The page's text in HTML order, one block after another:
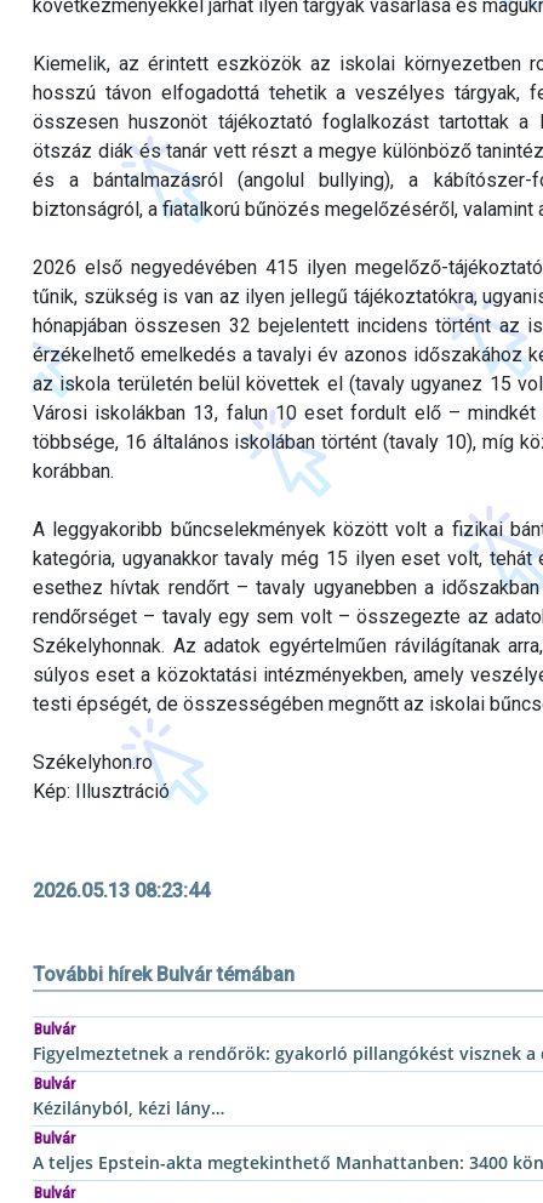
következményekkel járhat ilyen tárgyak vásárlása és
Kiemelik, az érintett eszközök az iskolai környezetben
hosszú távon elfogadottá tehetik a veszélyes tárgyak,
összesen huszonöt tájékoztató foglalkozást tartottak a
ötszáz diák és tanár vett részt a megye különböző
és a bántalmazásról (angolul bullying), a
biztonságról, a fiatalkorú bűnözés megelőzéséről,
2026 első negyedévében 415 ilyen megelőző-
tűnik, szükség is van az ilyen jellegű tájékoztatókra,
hónapjában összesen 32 bejelentett incidens történt az
érzékelhető emelkedés a tavalyi év azonos időszakához
az iskola területén belül követtek el (tavaly ugyanez 15
Városi iskolákban 13, falun 10 eset fordult elő –
többsége, 16 általános iskolában történt (tavaly 10), míg
korábban.
A leggyakoribb bűncselekmények között volt a fizikai
kategória, ugyanakkor tavaly még 15 ilyen eset volt,
esethez hívtak rendőrt – tavaly ugyanebben a
rendőrséget – tavaly egy sem volt – összegezte az
Székelyhonnak. Az adatok egyértelműen rávilágítanak
súlyos eset a közoktatási intézményekben, amely
testi épségét, de összességében megnőtt az iskolai
Székelyhon.ro
Kép: Illusztráció
2026.05.13 08:23:44
További hírek Bulvár témában
Bulvár
Figyelmeztetnek a rendőrök: gyakorló pillangókést visznek a
Bulvár
Kézilányból, kézi lány…
Bulvár
A teljes Epstein-akta megtekinthető Manhattanben: 3400
Bulvár